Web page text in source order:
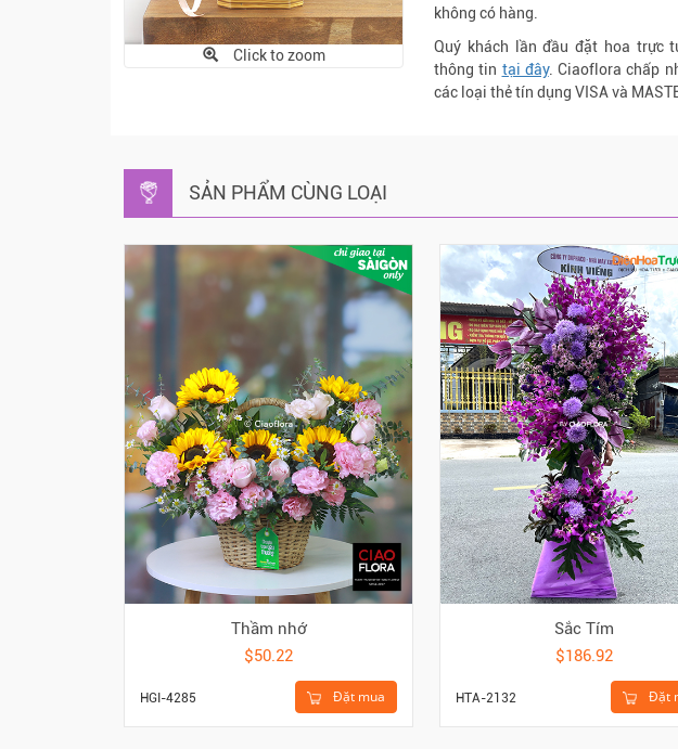
Click to zoom
không có hàng.
Quý khách lần đầu đặt hoa trực
thông tin tại đây. Ciaoflora chấp
các loại thẻ tín dụng VISA và
SẢN PHẨM CÙNG LOẠI
Thầm nhớ
$50.22
Đặt mua
HGI-4285
Sắc Tím
$186.92
Đặt
HTA-2132